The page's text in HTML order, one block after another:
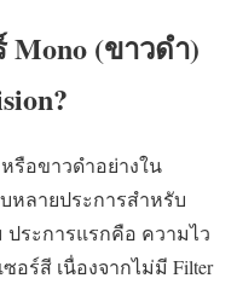
Mono (ขาวดำ)
หรือขาวดำอย่างใน
หลายประการสำหรับ
ระการแรกคือ ความไว
ซอร์สี เนื่องจากไม่มี Filter